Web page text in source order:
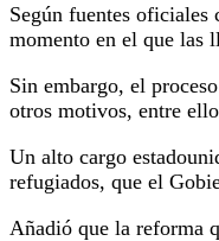
Según fuentes oficiales
momento en el que las
Sin embargo, el
otros motivos, entre
Un alto cargo
refugiados, que el
Añadió que la reforma